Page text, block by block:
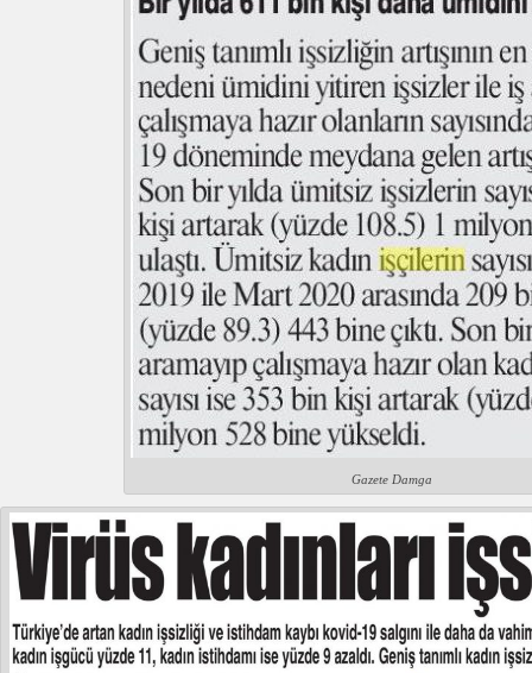
Gazete Damga